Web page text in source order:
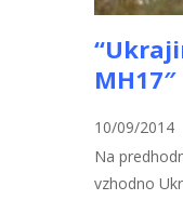
MH17″
10/09/2014
Na
vzhodno